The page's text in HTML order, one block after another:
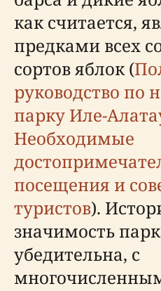
как считается,
предками всех
сортов яблок (
руководство по
парку Иле-
Необходимые
посещения и
туристов).
значимость
убедительна, с